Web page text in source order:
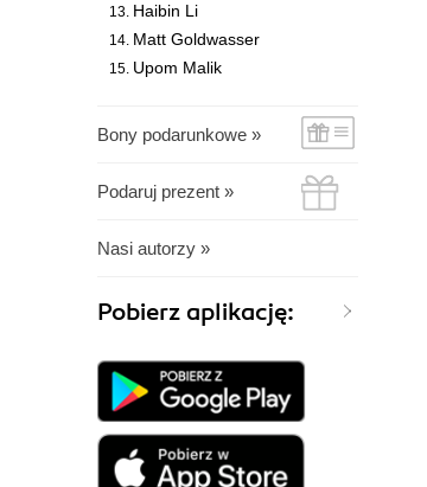
Haibin Li
Matt Goldwasser
Upom Malik
Bony podarunkowe »
Podaruj prezent »
Nasi autorzy »
Pobierz aplikację: